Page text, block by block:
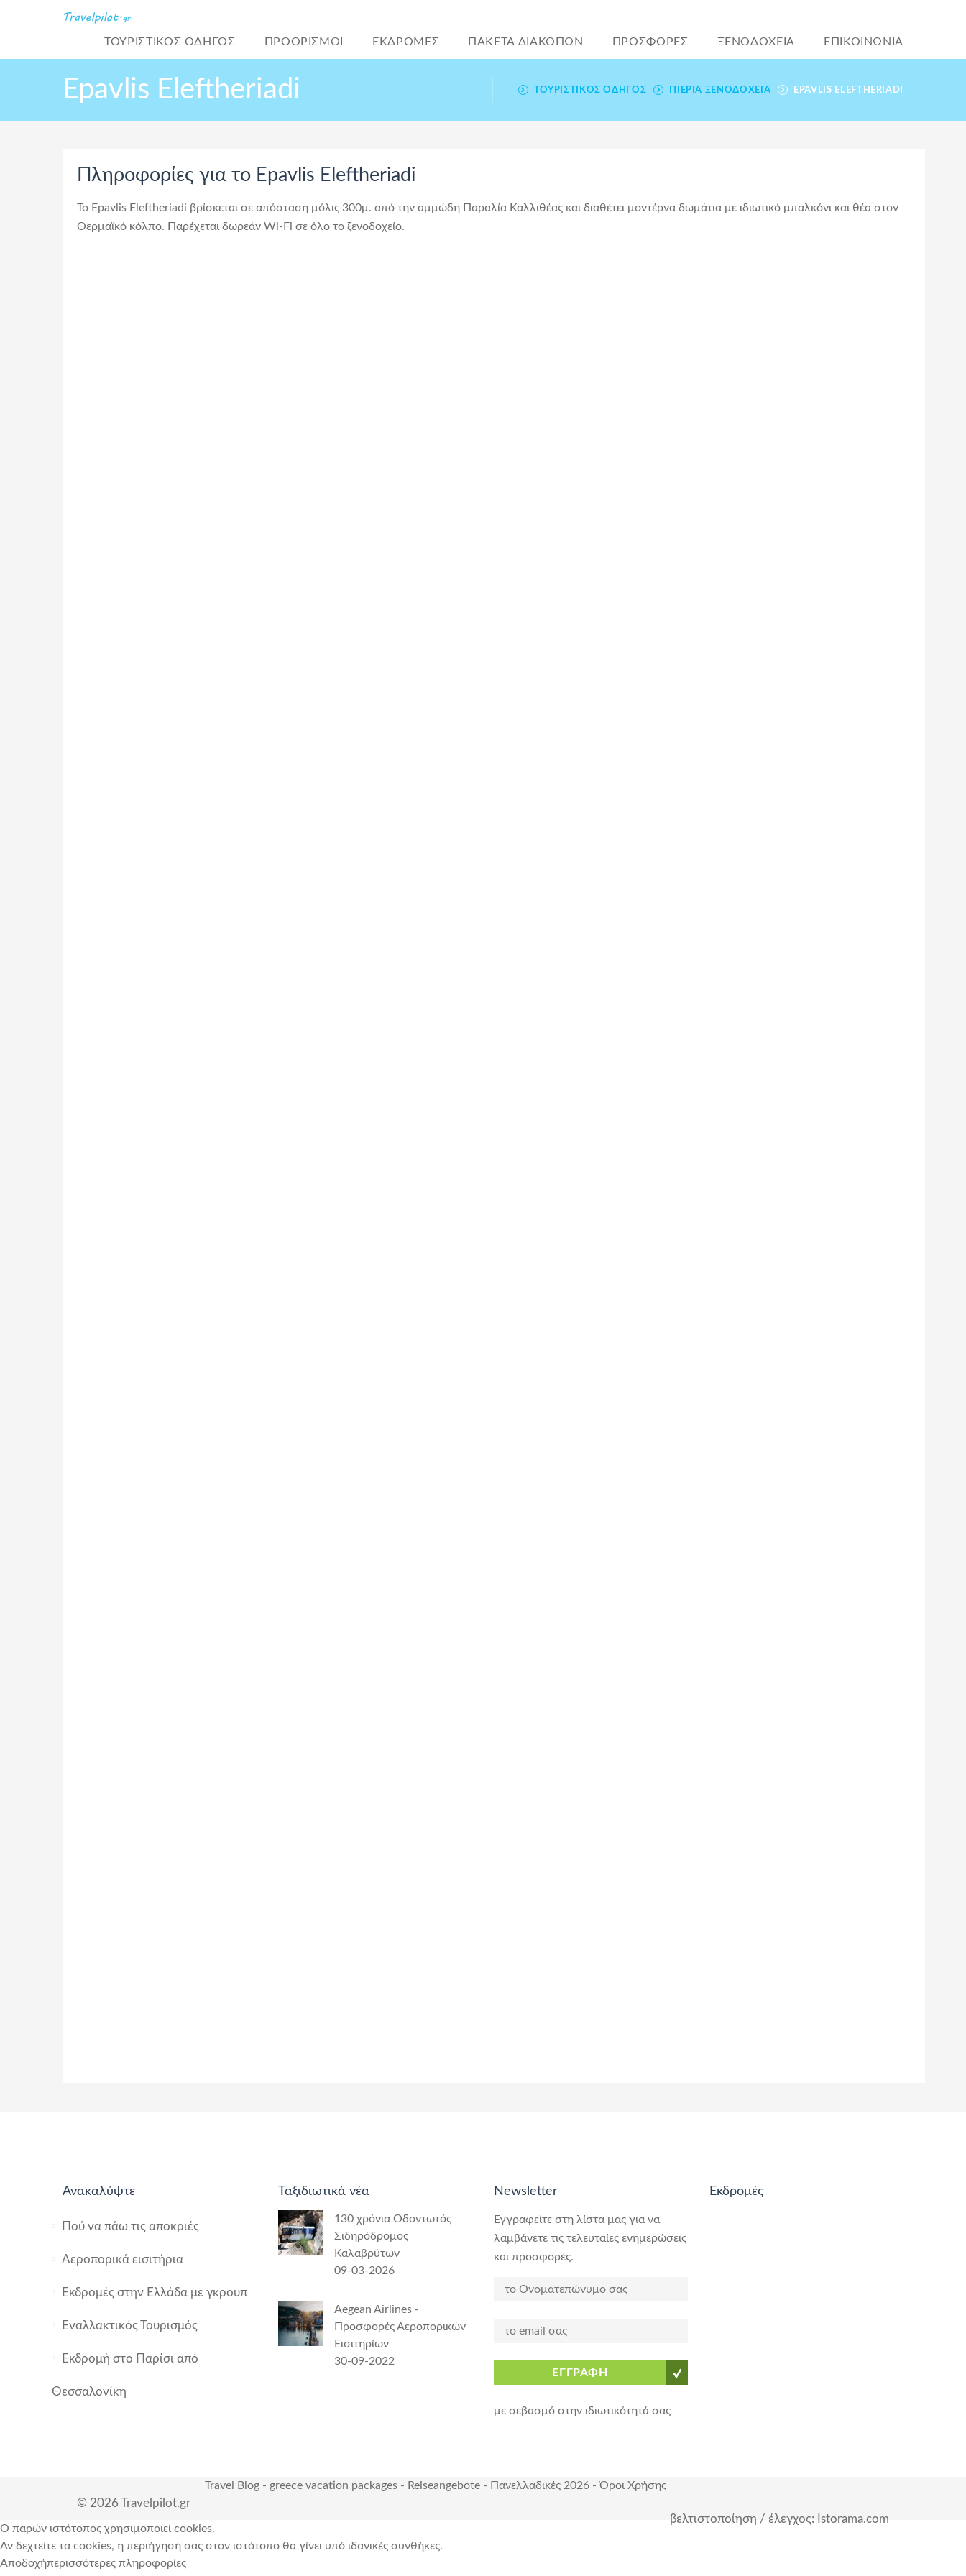
ΤΟΥΡΙΣΤΙΚΌΣ ΟΔΗΓΟΣ ΠΡΟΟΡΙΣΜΟΙ ΕΚΔΡΟΜΕΣ ΠΑΚΕΤΑ ΔΙΑΚΟΠΩΝ ΠΡΟΣΦΟΡΕΣ ΞΕΝΟΔΟΧΕΙΑ ΕΠΙΚΟΙΝΩΝΙΑ
Epavlis Eleftheriadi ΤΟΥΡΙΣΤΙΚΌΣ ΟΔΗΓΌΣ ΠΙΕΡΊΑ ΞΕΝΟΔΟΧΕΊΑ EPAVLIS ELEFTHERIADI
Πληροφορίες για το Epavlis Eleftheriadi
Το Epavlis Eleftheriadi βρίσκεται σε απόσταση μόλις 300μ. από την αμμώδη Παραλία Καλλιθέας και διαθέτει μοντέρνα δωμάτια με ιδιωτικό μπαλκόνι και θέα στον
Θερμαϊκό κόλπο. Παρέχεται δωρεάν Wi-Fi σε όλο το ξενοδοχείο.
Ανακαλύψτε
Πού να πάω τις αποκριές
Αεροπορικά εισιτήρια
Εκδρομές στην Ελλάδα με γκρουπ
Εναλλακτικός Τουρισμός
Εκδρομή στο Παρίσι από
Θεσσαλονίκη
Ταξιδιωτικά νέα
130 χρόνια Οδοντωτός
Σιδηρόδρομος
Καλαβρύτων
09-03-2026
Aegean Airlines -
Προσφορές Αεροπορικών
Εισιτηρίων
30-09-2022
Newsletter
Εγγραφείτε στη λίστα μας για να
λαμβάνετε τις τελευταίες ενημερώσεις
και προσφορές.
ΕΓΓΡΑΦΗ
με σεβασμό στην ιδιωτικότητά σας
Εκδρομές
© 2026 Travelpilot.gr
Travel Blog - greece vacation packages - Reiseangebote - Πανελλαδικές 2026 -Όροι Χρήσης
βελτιστοποίηση / έλεγχος: Istorama.com
Ο παρών ιστότοπος χρησιμοποιεί cookies.
Αν δεχτείτε τα cookies, η περιήγησή σας στον ιστότοπο θα γίνει υπό ιδανικές συνθήκες.
Αποδοχήπερισσότερες πληροφορίες